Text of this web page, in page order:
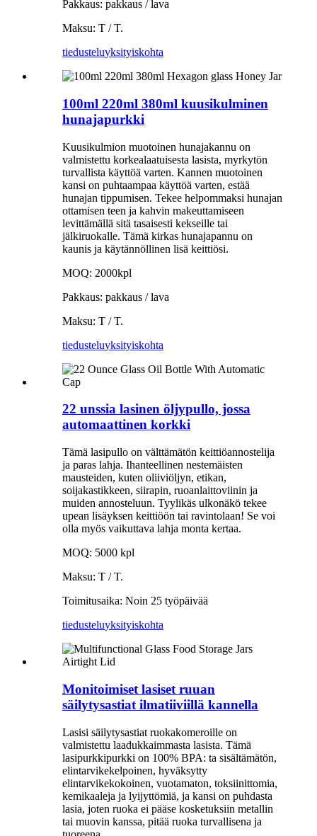
Pakkaus: pakkaus / lava
Maksu: T / T.
tiedusteluyksityiskohta
100ml 220ml 380ml kuusikulminen
hunajapurkki
Kuusikulmion muotoinen hunajakannu on
valmistettu korkealaatuisesta lasista, myrkytön
turvallista käyttöä varten. Kannen muotoinen
kansi on puhtaampaa käyttöä varten, estää
hunajan tippumisen. Tekee helpommaksi hunajan
ottamisen teen ja kahvin makeuttamiseen
levittämällä sitä tasaisesti kekseille tai
jälkiruokalle. Tämä kirkas hunajapannu on
kaunis ja käytännöllinen lisä keittiösi.
MOQ: 2000kpl
Pakkaus: pakkaus / lava
Maksu: T / T.
tiedusteluyksityiskohta
22 unssia lasinen öljypullo, jossa
automaattinen korkki
Tämä lasipullo on välttämätön keittiöannostelija
ja paras lahja. Ihanteellinen nestemäisten
mausteiden, kuten oliiviöljyn, etikan,
soijakastikkeen, siirapin, ruoanlaittoviinin ja
muiden annosteluun. Tyylikäs ulkonäkö tekee
upean lisäyksen keittiöön tai ravintolaan! Se voi
olla myös vaikuttava lahja monta kertaa.
MOQ: 5000 kpl
Maksu: T / T.
Toimitusaika: Noin 25 työpäivää
tiedusteluyksityiskohta
Monitoimiset lasiset ruuan
säilytysastiat ilmatiiviillä kannella
Lasisi säilytysastiat ruokakomeroille on
valmistettu laadukkaimmasta lasista. Tämä
lasipurkkipurkki on 100% BPA: ta sisältämätön,
elintarvikekelpoinen, hyväksytty
elintarvikekokoinen, vuotamaton, toksiinittomia,
kemikaaleja ja lyijyttömiä, ja kansi on puhdasta
lasia, joten ruoka ei pääse kosketuksiin metallin
tai muovin kanssa, pitää ruoka turvallisena ja